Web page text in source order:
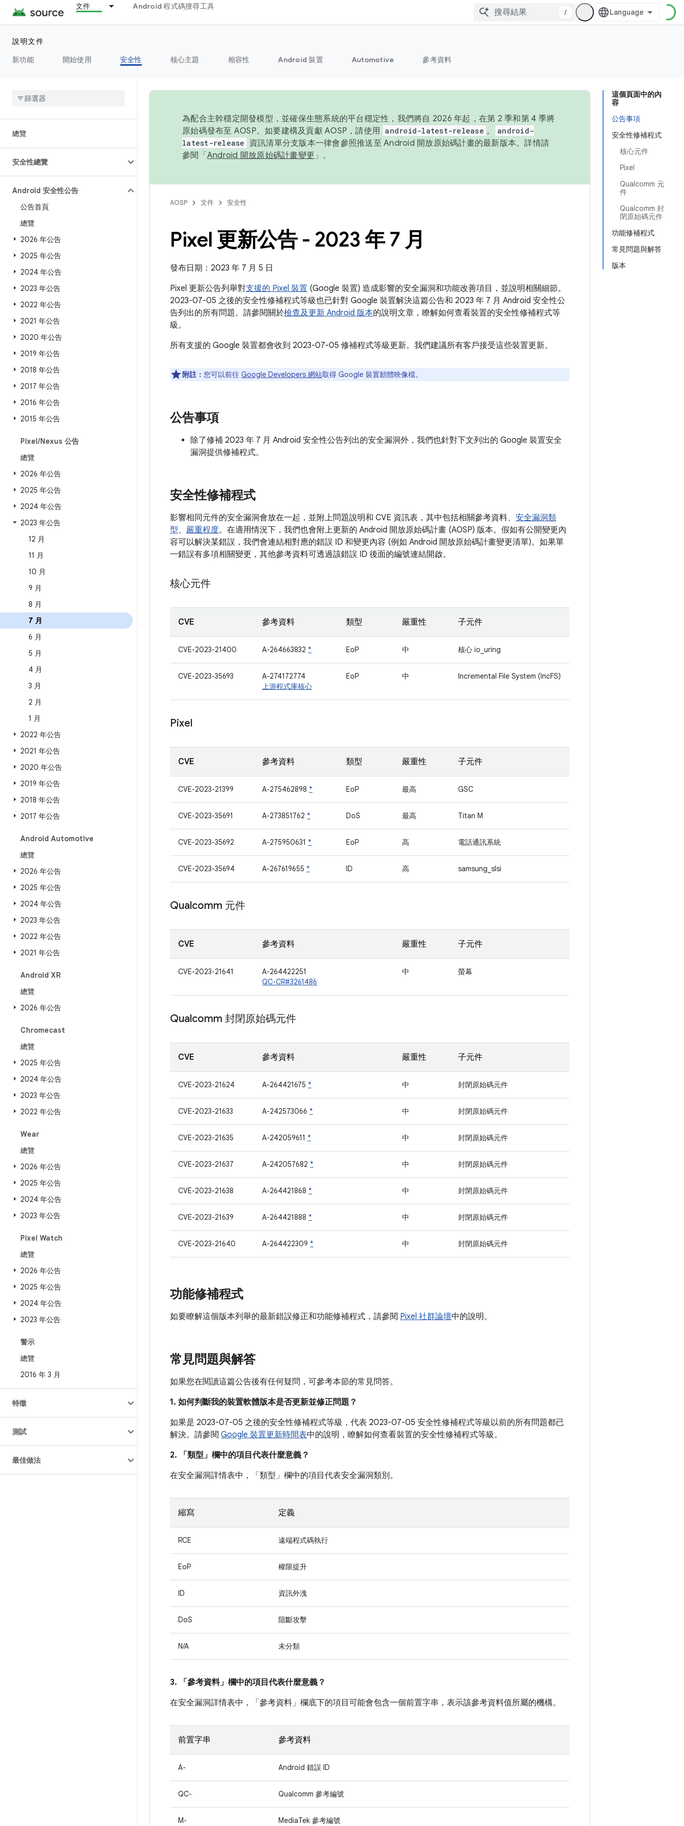
文件 Android 程式碼搜尋工具
/
說明文件
新功能
開始使用 安全性 核心主題 相容性 Android 裝置 Automotive 參考資料
總覽
安全性總覽
Android 安全性公告
公告首頁
總覽
2026 年公告
2025 年公告
2024 年公告
2023 年公告
2022 年公告
2021 年公告
2020 年公告
2019 年公告
2018 年公告
2017 年公告
2016 年公告
2015 年公告
Pixel/Nexus 公告
總覽
2026 年公告
2025 年公告
2024 年公告
2023 年公告
12 月
11 月
10 月
9 月
8 月
7 月
6 月
5 月
4 月
3 月
2 月
1 月
2022 年公告
2021 年公告
2020 年公告
2019 年公告
2018 年公告
2017 年公告
Android Automotive
總覽
2026 年公告
2025 年公告
2024 年公告
2023 年公告
2022 年公告
2021 年公告
Android XR
總覽
2026 年公告
Chromecast
總覽
2025 年公告
2024 年公告
2023 年公告
2022 年公告
Wear
總覽
2026 年公告
2025 年公告
2024 年公告
2023 年公告
Pixel Watch
總覽
2026 年公告
2025 年公告
2024 年公告
2023 年公告
警示
總覽
2016 年 3 月
特徵
測試
最佳做法
這個頁面中的內
容
公告事項
安全性修補程式
核心元件
Pixel
Qualcomm 元
件
Qualcomm 封
閉原始碼元件
功能修補程式
常見問題與解答
版本
為配合主幹穩定開發模型，並確保生態系統的平台穩定性，我們將自 2026 年起，在第 2 季和第 4 季將
原始碼發布至 AOSP。如要建構及貢獻 AOSP，請使用 android-latest-release 。
android-
latest-release
資訊清單分支版本一律會參照推送至 Android 開放原始碼計畫的最新版本。詳情請
參閱「 Android 開放原始碼計畫變更 」。
AOSP 文件 安全性
Pixel 更新公告 - 2023 年 7 月
發布日期：2023 年 7 月 5 日
Pixel 更新公告列舉對支援的 Pixel 裝置 (Google 裝置) 造成影響的安全漏洞和功能改善項目，並說明相關細節。
2023-07-05 之後的安全性修補程式等級也已針對 Google 裝置解決這篇公告和 2023 年 7 月 Android 安全性公
告列出的所有問題。請參閱關於檢查及更新 Android 版本的說明文章，瞭解如何查看裝置的安全性修補程式等
級。
所有支援的 Google 裝置都會收到 2023-07-05 修補程式等級更新。我們建議所有客戶接受這些裝置更新。
附註： 您可以前往 Google Developers 網站取得 Google 裝置韌體映像檔。
公告事項
除了修補 2023 年 7 月 Android 安全性公告列出的安全漏洞外，我們也針對下文列出的 Google 裝置安全
漏洞提供修補程式。
安全性修補程式
影響相同元件的安全漏洞會放在一起，並附上問題說明和 CVE 資訊表，其中包括相關參考資料、 安全漏洞類
型、 嚴重程度。在適用情況下，我們也會附上更新的 Android 開放原始碼計畫 (AOSP) 版本。假如有公開變更內
容可以解決某錯誤，我們會連結相對應的錯誤 ID 和變更內容 (例如 Android 開放原始碼計畫變更清單)。如果單
一錯誤有多項相關變更，其他參考資料可透過該錯誤 ID 後面的編號連結開啟。
核心元件
CVE 參考資料 類型 嚴重性 子元件
CVE-2023-21400 A-264663832 * EoP 中 核心 io_uring
CVE-2023-35693
A-274172774
上游程式庫核心
EoP 中 Incremental File System (IncFS)
Pixel
CVE 參考資料 類型 嚴重性 子元件
CVE-2023-21399 A-275462898 * EoP 最高 GSC
CVE-2023-35691 A-273851762 * DoS 最高 Titan M
CVE-2023-35692 A-275950631 * EoP 高 電話通訊系統
CVE-2023-35694 A-267619655 * ID 高 samsung_slsi
Qualcomm 元件
CVE 參考資料 嚴重性 子元件
CVE-2023-21641
A-264422251
QC-CR#3261486
中 螢幕
Qualcomm 封閉原始碼元件
CVE 參考資料 嚴重性 子元件
CVE-2023-21624 A-264421675 * 中 封閉原始碼元件
CVE-2023-21633 A-242573066 * 中 封閉原始碼元件
CVE-2023-21635 A-242059611 * 中 封閉原始碼元件
CVE-2023-21637 A-242057682 * 中 封閉原始碼元件
CVE-2023-21638 A-264421868 * 中 封閉原始碼元件
CVE-2023-21639 A-264421888 * 中 封閉原始碼元件
CVE-2023-21640 A-264422309 * 中 封閉原始碼元件
功能修補程式
如要瞭解這個版本列舉的最新錯誤修正和功能修補程式，請參閱 Pixel 社群論壇中的說明。
常見問題與解答
如果您在閱讀這篇公告後有任何疑問，可參考本節的常見問答。
1. 如何判斷我的裝置軟體版本是否更新並修正問題？
如果是 2023-07-05 之後的安全性修補程式等級，代表 2023-07-05 安全性修補程式等級以前的所有問題都已
解決。請參閱 Google 裝置更新時間表中的說明，瞭解如何查看裝置的安全性修補程式等級。
2. 「類型」 欄中的項目代表什麼意義？
在安全漏洞詳情表中，「類型」 欄中的項目代表安全漏洞類別。
縮寫 定義
RCE 遠端程式碼執行
EoP 權限提升
ID 資訊外洩
DoS 阻斷攻擊
N/A 未分類
3. 「參考資料」 欄中的項目代表什麼意義？
在安全漏洞詳情表中，「參考資料」 欄底下的項目可能會包含一個前置字串，表示該參考資料值所屬的機構。
前置字串 參考資料
A- Android 錯誤 ID
QC- Qualcomm 參考編號
M- MediaTek 參考編號